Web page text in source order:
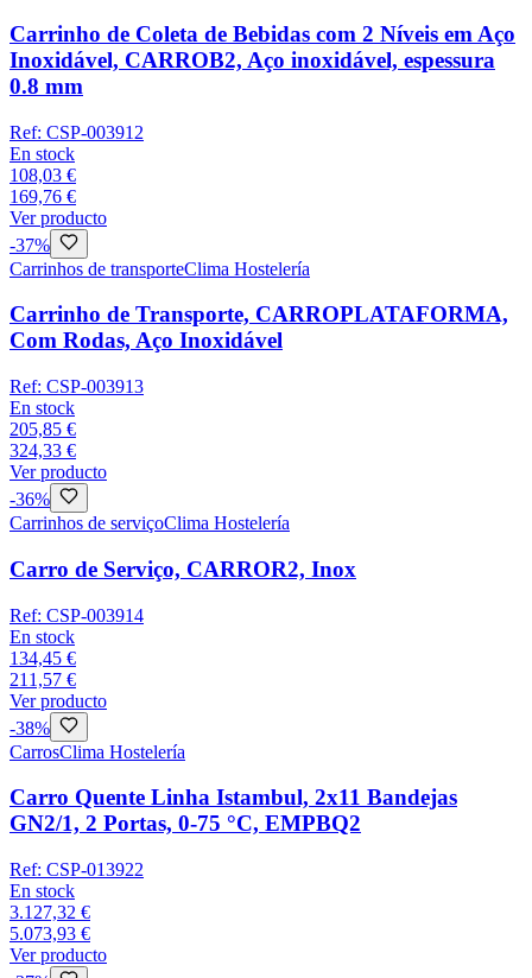
Carrinho de Coleta de Bebidas com 2 Níveis em Aço
Inoxidável, CARROB2, Aço inoxidável, espessura
0.8 mm
Ref: CSP-003912
En stock
108,03 €
169,76 €
Ver producto
-37%
Carrinhos de transporteClima Hostelería
Carrinho de Transporte, CARROPLATAFORMA,
Com Rodas, Aço Inoxidável
Ref: CSP-003913
En stock
205,85 €
324,33 €
Ver producto
-36%
Carrinhos de serviçoClima Hostelería
Carro de Serviço, CARROR2, Inox
Ref: CSP-003914
En stock
134,45 €
211,57 €
Ver producto
-38%
CarrosClima Hostelería
Carro Quente Linha Istambul, 2x11 Bandejas
GN2/1, 2 Portas, 0-75 °C, EMPBQ2
Ref: CSP-013922
En stock
3.127,32 €
5.073,93 €
Ver producto